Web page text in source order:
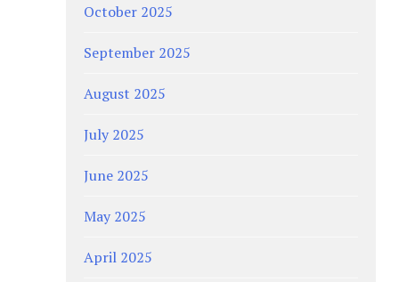
October 2025
September 2025
August 2025
July 2025
June 2025
May 2025
April 2025